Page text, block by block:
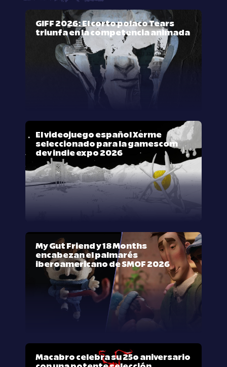
GIFF 2026: El corto polaco Tears
triunfa en la competencia animada
El videojuego español Xerme
seleccionado para la gamescom
dev indie expo 2026
My Gut Friend y 18 Months
encabezan el palmarés
iberoamericano de SMOF 2026
Macabro celebra su 25º aniversario